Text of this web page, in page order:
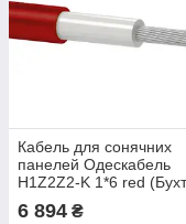
Кабель для сонячних
панелей Одескабель
H1Z2Z2-K 1*6 red
6 894 ₴